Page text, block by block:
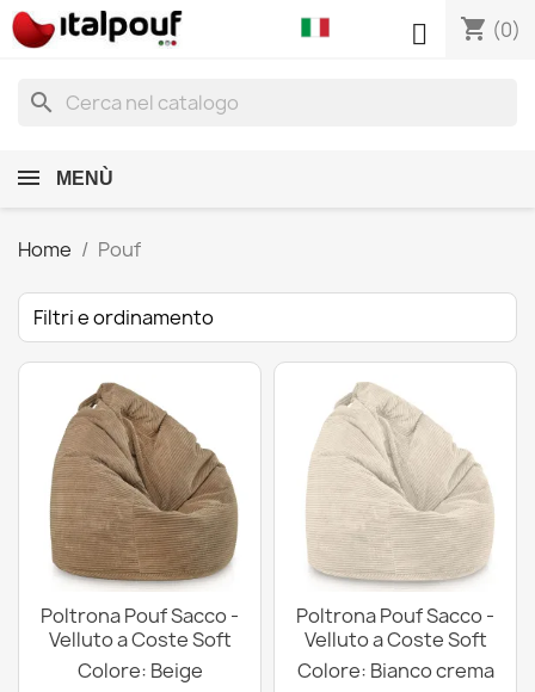
shopping_cart (0)

search
MENÙ
Home Pouf
Filtri e ordinamento
Poltrona Pouf Sacco -
Velluto a Coste Soft
Colore: Beige
Poltrona Pouf Sacco -
Velluto a Coste Soft
Colore: Bianco crema